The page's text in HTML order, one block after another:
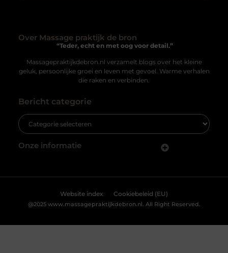
Over Massage praktijk de bron
“Teder, echt en met oog voor detail.”
Massagepraktijkdebron.nl verzamelt blogs over het kleine
geluk, persoonlijke groei en leven met gevoel. Warme verhalen
die raken en verbinden.
Bericht categorie
Onze informatie
@2025 www.massagepraktijkdebron.nl. All Right Reserved.
Website index Cookiebeleid (EU)